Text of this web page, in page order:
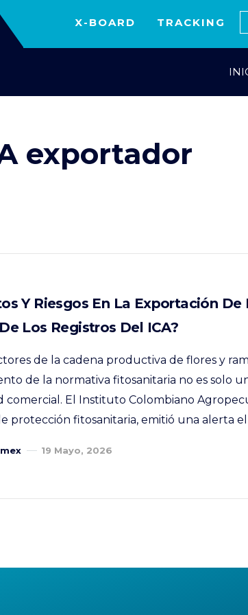
X-BOARD TRACKING
exportador
Y Riesgos En La Exportación
Los Registros Del ICA?
de la cadena productiva de flores y
de la normativa fitosanitaria no es solo
comercial. El Instituto Colombiano
protección fitosanitaria, emitió una alerta
19 Mayo, 2026